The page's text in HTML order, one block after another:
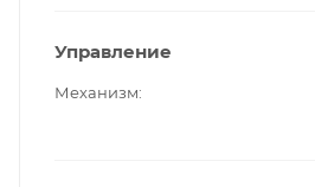
Управление
Механизм